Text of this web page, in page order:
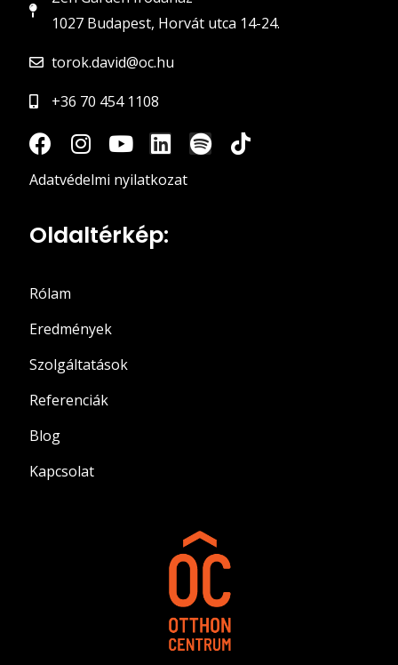
1027 Budapest, Horvát utca 14-24.
torok.david@oc.hu
+36 70 454 1108
Adatvédelmi nyilatkozat
Oldaltérkép:
Rólam
Eredmények
Szolgáltatások
Referenciák
Blog
Kapcsolat